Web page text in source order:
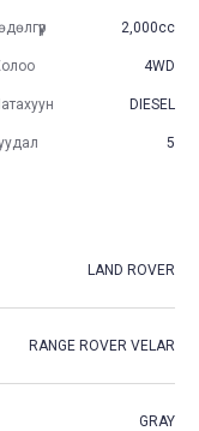
2,000cc
4WD
DIESEL
5
LAND ROVER
RANGE ROVER VELAR
GRAY